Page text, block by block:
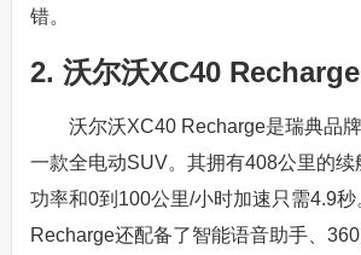
错。
2. 沃尔沃XC40 Recharge
沃尔沃XC40 Recharge是瑞典品
一款全电动SUV。其拥有408公里的续
功率和0到100公里/小时加速只需4.9
Recharge还配备了智能语音助手、